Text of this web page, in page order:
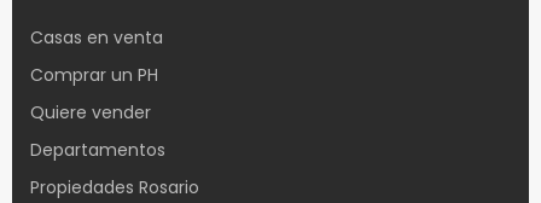
Casas en venta
Comprar un PH
Quiere vender
Departamentos
Propiedades Rosario